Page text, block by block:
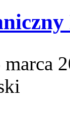
marca